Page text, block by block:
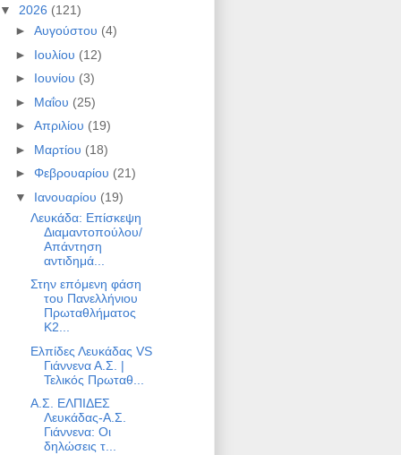
▼ 2026 (121)
► Αυγούστου (4)
► Ιουλίου (12)
► Ιουνίου (3)
► Μαΐου (25)
► Απριλίου (19)
► Μαρτίου (18)
► Φεβρουαρίου (21)
▼ Ιανουαρίου (19)
Λευκάδα: Επίσκεψη
Διαμαντοπούλου/
Απάντηση
αντιδημά...
Στην επόμενη φάση
του Πανελλήνιου
Πρωταθλήματος
Κ2...
Ελπίδες Λευκάδας VS
Γιάννενα Α.Σ. |
Τελικός Πρωταθ...
Α.Σ. ΕΛΠΙΔΕΣ
Λευκάδας-Α.Σ.
Γιάννενα: Οι
δηλώσεις τ...